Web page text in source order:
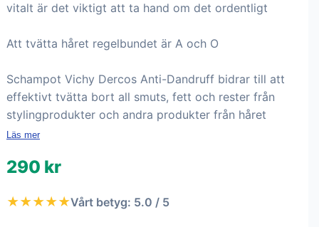
vitalt är det viktigt att ta hand om det ordentligt
Att tvätta håret regelbundet är A och O
Schampot Vichy Dercos Anti-Dandruff bidrar till att
effektivt tvätta bort all smuts, fett och rester från
stylingprodukter och andra produkter från håret
Läs mer
290 kr
★★★★★Vårt betyg: 5.0 / 5